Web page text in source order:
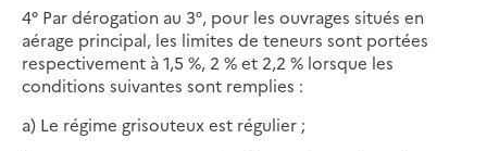
4° Par dérogation au 3°, pour les ouvrages situés en
aérage principal, les limites de teneurs sont portées
respectivement à 1,5 %, 2 % et 2,2 % lorsque les
conditions suivantes sont remplies :
a) Le régime grisouteux est régulier ;